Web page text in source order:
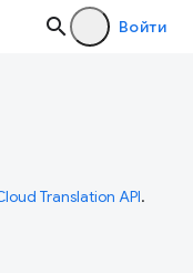
Войти
Translation API.